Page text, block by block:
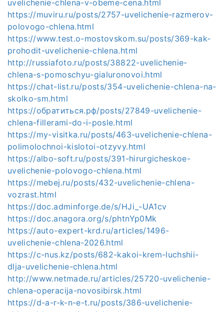
uvelichenie-chlena-v-obeme-cena.html
https://muviru.ru/posts/2757-uvelichenie-razmerov-
polovogo-chlena.html
https://www.test.o-mostovskom.su/posts/369-kak-
prohodit-uvelichenie-chlena.html
http://russiafoto.ru/posts/38822-uvelichenie-
chlena-s-pomoschyu-gialuronovoi.html
https://chat-list.ru/posts/354-uvelichenie-chlena-na-
skolko-sm.html
https://обратиться.рф/posts/27849-uvelichenie-
chlena-fillerami-do-i-posle.html
https://my-visitka.ru/posts/463-uvelichenie-chlena-
polimolochnoi-kislotoi-otzyvy.html
https://albo-soft.ru/posts/391-hirurgicheskoe-
uvelichenie-polovogo-chlena.html
https://mebej.ru/posts/432-uvelichenie-chlena-
vozrast.html
https://doc.adminforge.de/s/HJi_-UA1cv
https://doc.anagora.org/s/phtnYp0Mk
https://auto-expert-krd.ru/articles/1496-
uvelichenie-chlena-2026.html
https://c-nus.kz/posts/682-kakoi-krem-luchshii-
dlja-uvelichenie-chlena.html
http://www.netmade.ru/articles/25720-uvelichenie-
chlena-operacija-novosibirsk.html
https://d-a-r-k-n-e-t.ru/posts/386-uvelichenie-